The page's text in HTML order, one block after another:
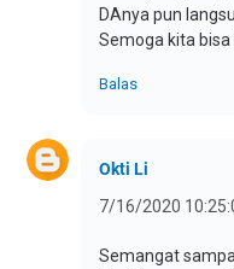
DAnya pun
Semoga kita
Balas
Okti Li
7/16/2020
Semangat